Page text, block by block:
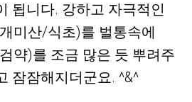
됩니다. 강하고 자극적인
미산/식초)를 벌통속에
약)를 조금 많은 듯 뿌려주
잠잠해지더군요. ^&^